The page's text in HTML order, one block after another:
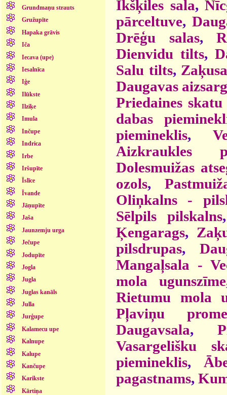
Grundmaņu strauts
Gružupīte
Hapaka grāvis
Iča
Iecava (upe)
Iesalnīca
Iģe
Ilūkste
Ilziķe
Imula
Inčupe
Indrica
Irbe
Iršupīte
Īslīce
Īvande
Jāņupīte
Jaša
Jaunzemju urga
Ječupe
Jodupīte
Jogla
Jugla
Juglas kanāls
Julla
Jurģupe
Kalamecu upe
Kalnupe
Kalupe
Kančupe
Karikste
Kārtiņa
Ikšķiles sala,
pārceltuve,
Drēģu salas,
Dienvidu tilts,
Salu tilts,
Daugavas
Priedaines
dabas
piemineklis,
Aizkraukles
Dolesmuižas
ozols,
Oliņkalns -
Sēlpils pilskalns
Ķengarags,
pilsdrupas,
Mangaļsala -
mola ugunszīme
Rietumu mola
Pļaviņu
Daugavsala,
Vasargelišku
piemineklis,
pagastnams,